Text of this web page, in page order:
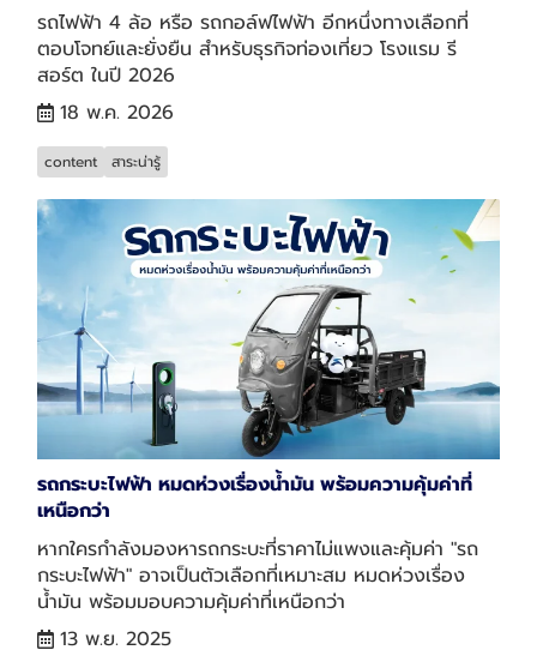
รถไฟฟ้า 4 ล้อ หรือ รถกอล์ฟไฟฟ้า อีกหนึ่งทางเลือกที่
ตอบโจทย์และยั่งยืน สำหรับธุรกิจท่องเที่ยว โรงแรม รี
สอร์ต ในปี 2026
18 พ.ค. 2026
content สาระน่ารู้
รถกระบะไฟฟ้า หมดห่วงเรื่องน้ำมัน พร้อมความคุ้มค่าที่
เหนือกว่า
หากใครกำลังมองหารถกระบะที่ราคาไม่แพงและคุ้มค่า "รถ
กระบะไฟฟ้า" อาจเป็นตัวเลือกที่เหมาะสม หมดห่วงเรื่อง
น้ำมัน พร้อมมอบความคุ้มค่าที่เหนือกว่า
13 พ.ย. 2025